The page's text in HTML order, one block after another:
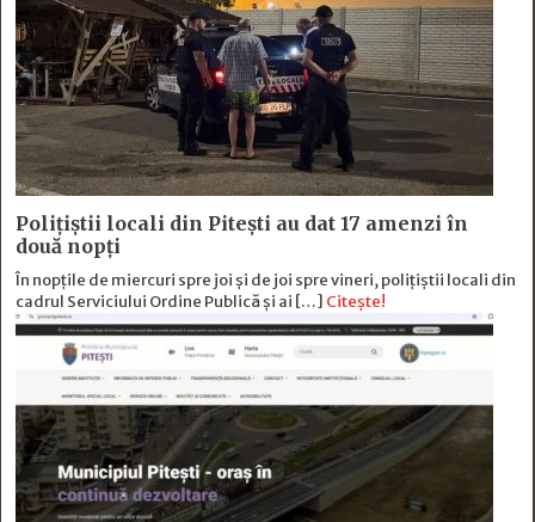
Polițiștii locali din Pitești au dat 17 amenzi în
două nopți
În nopțile de miercuri spre joi și de joi spre vineri, polițiștii locali din
cadrul Serviciului Ordine Publică și ai […] Citește!